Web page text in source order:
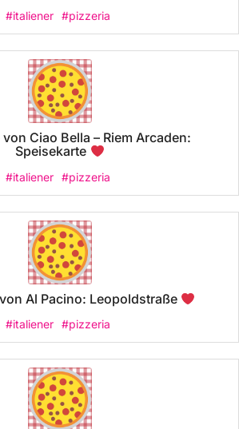
#italiener #pizzeria
Ciao Bella – Riem Arcaden:
Speisekarte
#italiener #pizzeria
Al Pacino: Leopoldstraße
#italiener #pizzeria